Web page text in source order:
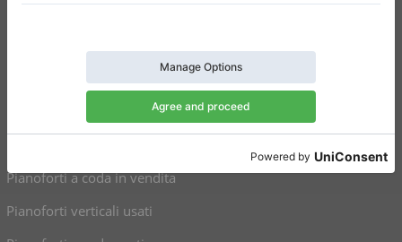
Impostazioni per il consenso
Pianoforti a coda in vendita
Pianoforti verticali usati